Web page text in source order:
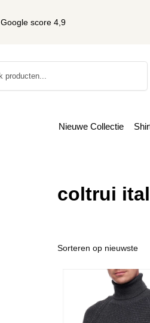
Google score 4,9
Nieuwe Collectie
coltrui